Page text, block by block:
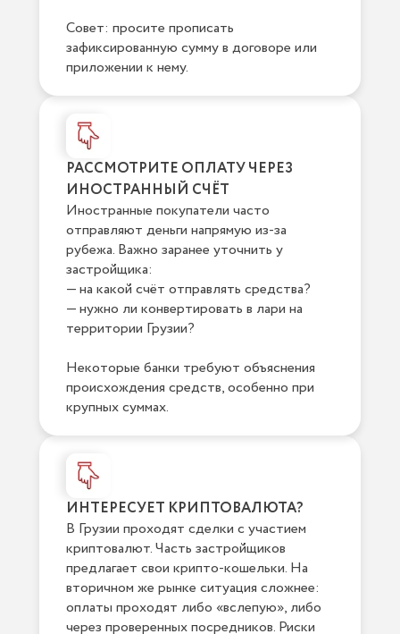
Совет: просите прописать
зафиксированную сумму в договоре или
приложении к нему.
РАССМОТРИТЕ ОПЛАТУ ЧЕРЕЗ
ИНОСТРАННЫЙ СЧЁТ
Иностранные покупатели часто
отправляют деньги напрямую из-за
рубежа. Важно заранее уточнить у
застройщика:
— на какой счёт отправлять средства?
— нужно ли конвертировать в лари на
территории Грузии?
Некоторые банки требуют объяснения
происхождения средств, особенно при
крупных суммах.
ИНТЕРЕСУЕТ КРИПТОВАЛЮТА?
В Грузии проходят сделки с участием
криптовалют. Часть застройщиков
предлагает свои крипто-кошельки. На
вторичном же рынке ситуация сложнее:
оплаты проходят либо «вслепую», либо
через проверенных посредников. Риски